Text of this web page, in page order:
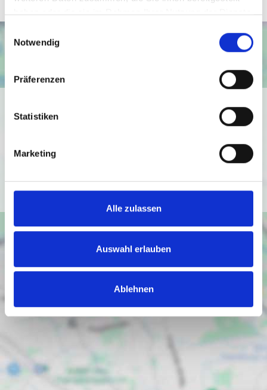
haben oder die sie im Rahmen Ihrer Nutzung der Dienste
Einwilligungsauswahl
Notwendig
Präferenzen
Statistiken
Marketing
Alle zulassen
Auswahl erlauben
Ablehnen
Ich bin damit einverstanden, dass mir Karten von Google
Ich bin einverstanden